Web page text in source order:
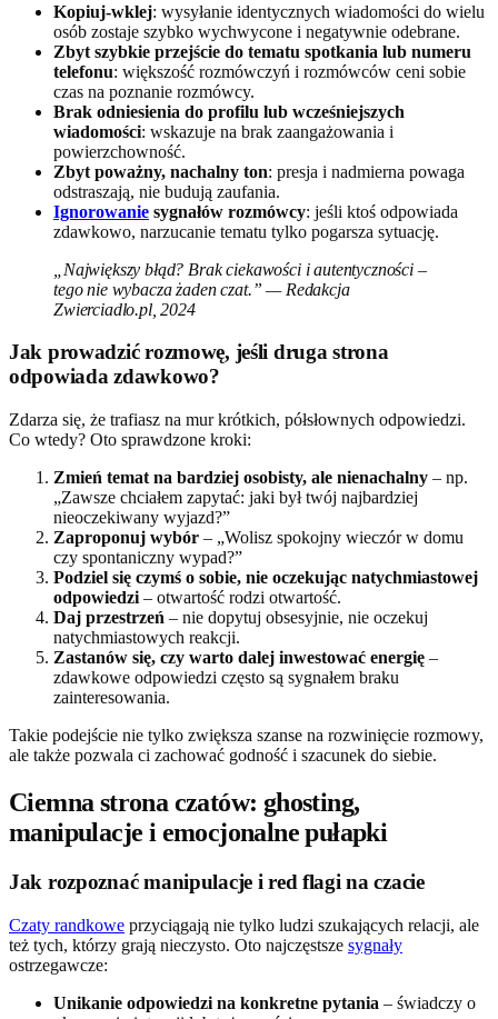
Kopiuj-wklej: wysyłanie identycznych wiadomości do wielu
osób zostaje szybko wychwycone i negatywnie odebrane.
Zbyt szybkie przejście do tematu spotkania lub numeru
telefonu: większość rozmówczyń i rozmówców ceni sobie
czas na poznanie rozmówcy.
Brak odniesienia do profilu lub wcześniejszych
wiadomości: wskazuje na brak zaangażowania i
powierzchowność.
Zbyt poważny, nachalny ton: presja i nadmierna powaga
odstraszają, nie budują zaufania.
Ignorowanie sygnałów rozmówcy: jeśli ktoś odpowiada
zdawkowo, narzucanie tematu tylko pogarsza sytuację.
„Największy błąd? Brak ciekawości i autentyczności –
tego nie wybacza żaden czat.” — Redakcja
Zwierciadlo.pl, 2024
Jak prowadzić rozmowę, jeśli druga strona
odpowiada zdawkowo?
Zdarza się, że trafiasz na mur krótkich, półsłownych odpowiedzi.
Co wtedy? Oto sprawdzone kroki:
Zmień temat na bardziej osobisty, ale nienachalny – np.
„Zawsze chciałem zapytać: jaki był twój najbardziej
nieoczekiwany wyjazd?”
Zaproponuj wybór – „Wolisz spokojny wieczór w domu
czy spontaniczny wypad?”
Podziel się czymś o sobie, nie oczekując natychmiastowej
odpowiedzi – otwartość rodzi otwartość.
Daj przestrzeń – nie dopytuj obsesyjnie, nie oczekuj
natychmiastowych reakcji.
Zastanów się, czy warto dalej inwestować energię –
zdawkowe odpowiedzi często są sygnałem braku
zainteresowania.
Takie podejście nie tylko zwiększa szanse na rozwinięcie rozmowy,
ale także pozwala ci zachować godność i szacunek do siebie.
Ciemna strona czatów: ghosting,
manipulacje i emocjonalne pułapki
Jak rozpoznać manipulacje i red flagi na czacie
Czaty randkowe przyciągają nie tylko ludzi szukających relacji, ale
też tych, którzy grają nieczysto. Oto najczęstsze sygnały
ostrzegawcze:
Unikanie odpowiedzi na konkretne pytania – świadczy o